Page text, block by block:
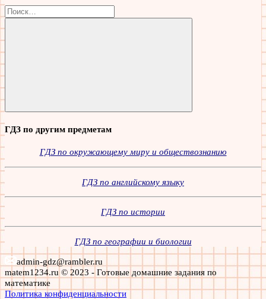
Найти:
Поиск
ГДЗ по другим предметам
ГДЗ по окружающему миру и обществознанию
ГДЗ по английскому языку
ГДЗ по истории
ГДЗ по географии и биологии
admin-gdz@rambler.ru
matem1234.ru © 2023 - Готовые домашние задания по
математике
Политика конфиденциальности